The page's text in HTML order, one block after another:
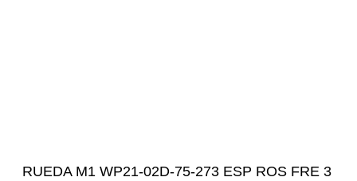
RUEDA M1 WP21-02D-75-273 ESP ROS FRE 3